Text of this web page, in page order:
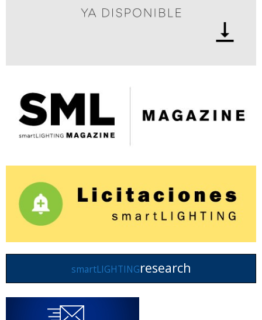
smartLIGHTINGresearch